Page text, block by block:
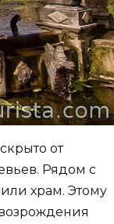
от
Рядом с
храм. Этому